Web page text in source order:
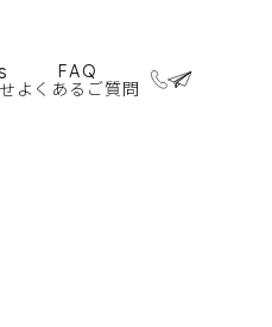
FAQ
よくあるご質問